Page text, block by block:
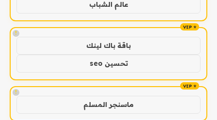
عالم الشباب
!
باقة باك لينك
تحسين seo
!
ماسنجر المسلم